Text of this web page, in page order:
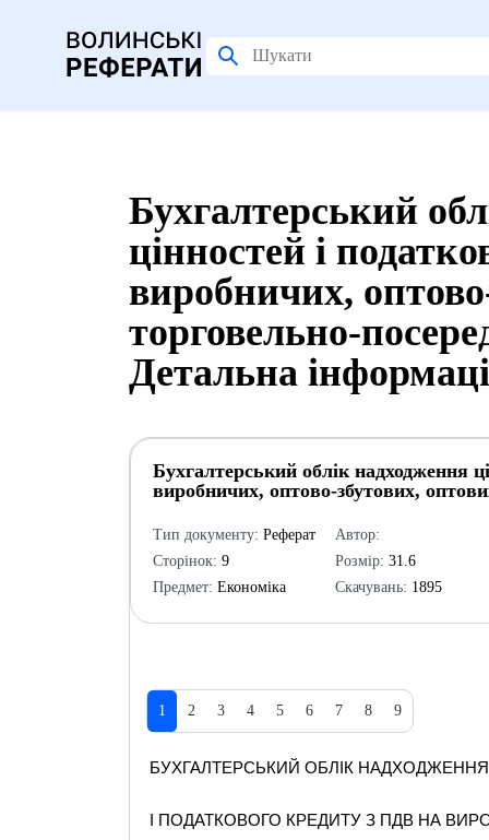
Бухгалтерський
цінностей і
виробничих,
торговельно-
Детальна
Бухгалтерський облік надходження
виробничих, оптово-збутових,
Тип документу: Реферат
Сторінок: 9
Предмет: Економіка
Автор:
Розмір: 31.6
Скачувань: 1895
1 2 3 4 5 6 7 8 9
БУХГАЛТЕРСЬКИЙ ОБЛІК
І ПОДАТКОВОГО КРЕДИТУ З ПДВ НА